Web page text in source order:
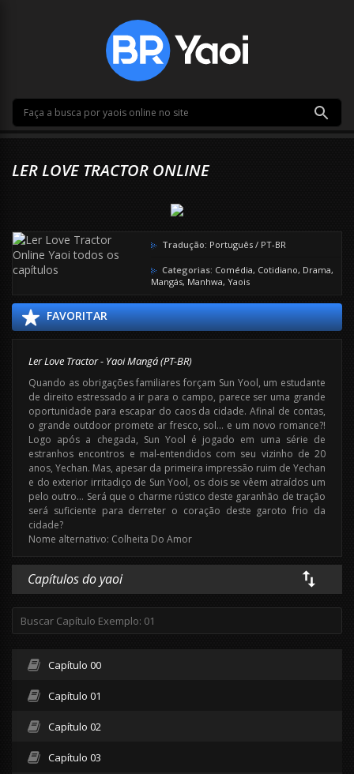
LER LOVE TRACTOR ONLINE
Tradução: Português / PT-BR
Categorias: Comédia, Cotidiano, Drama,
Mangás, Manhwa, Yaois
FAVORITAR
Ler Love Tractor - Yaoi Mangá (PT-BR)
Quando as obrigações familiares forçam Sun Yool, um estudante
de direito estressado a ir para o campo, parece ser uma grande
oportunidade para escapar do caos da cidade. Afinal de contas,
o grande outdoor promete ar fresco, sol… e um novo romance?!
Logo após a chegada, Sun Yool é jogado em uma série de
estranhos encontros e mal-entendidos com seu vizinho de 20
anos, Yechan. Mas, apesar da primeira impressão ruim de Yechan
e do exterior irritadiço de Sun Yool, os dois se vêem atraídos um
pelo outro… Será que o charme rústico deste garanhão de tração
será suficiente para derreter o coração deste garoto frio da
cidade?
Nome alternativo: Colheita Do Amor
Capítulos do yaoi
Capítulo 00
Capítulo 01
Capítulo 02
Capítulo 03